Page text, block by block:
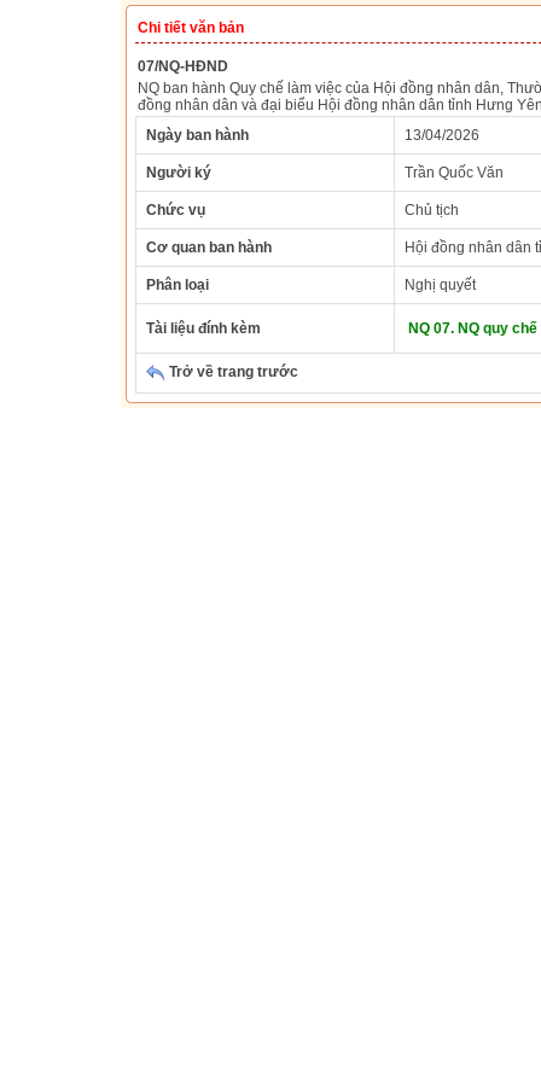
Chi tiết văn bản
07/NQ-HĐND
NQ ban hành Quy chế làm việc của Hội đồng nhân dân,
đồng nhân dân và đại biểu Hội đồng nhân dân tỉnh Hưng
Ngày ban hành
13/04/2026
Người ký Trần Quốc Văn
Chức vụ Chủ tịch
Cơ quan ban hành Hội đồng nhân dân
Phân loại Nghị quyết
Tài liệu đính kèm NQ 07. NQ quy chế
Trở về trang trước